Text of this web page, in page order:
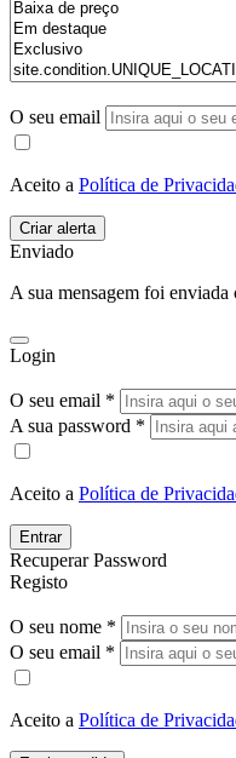
O seu email
Aceito a Política de
Enviado
A sua mensagem foi enviada
Login
O seu email *
A sua password *
Aceito a Política de
Entrar
Recuperar Password
Registo
O seu nome *
O seu email *
Aceito a Política de